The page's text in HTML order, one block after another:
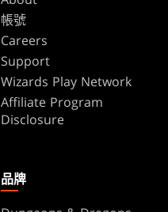
帳號
Careers
Support
Wizards Play Network
Affiliate Program
Disclosure
品牌